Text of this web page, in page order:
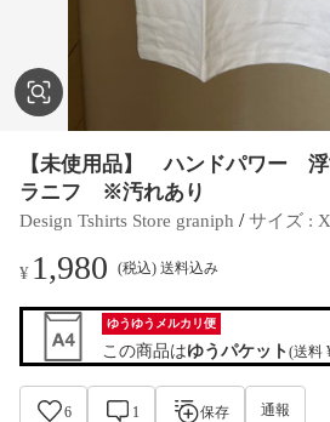
【未使用品】 ハンドパワー
ラニフ ※汚れあり
Design Tshirts Store graniph / サイズ :
¥ 1,980 (税込) 送料込み
ゆうゆうメルカリ便
この商品はゆうパケット(送料
6 1 保存 通報